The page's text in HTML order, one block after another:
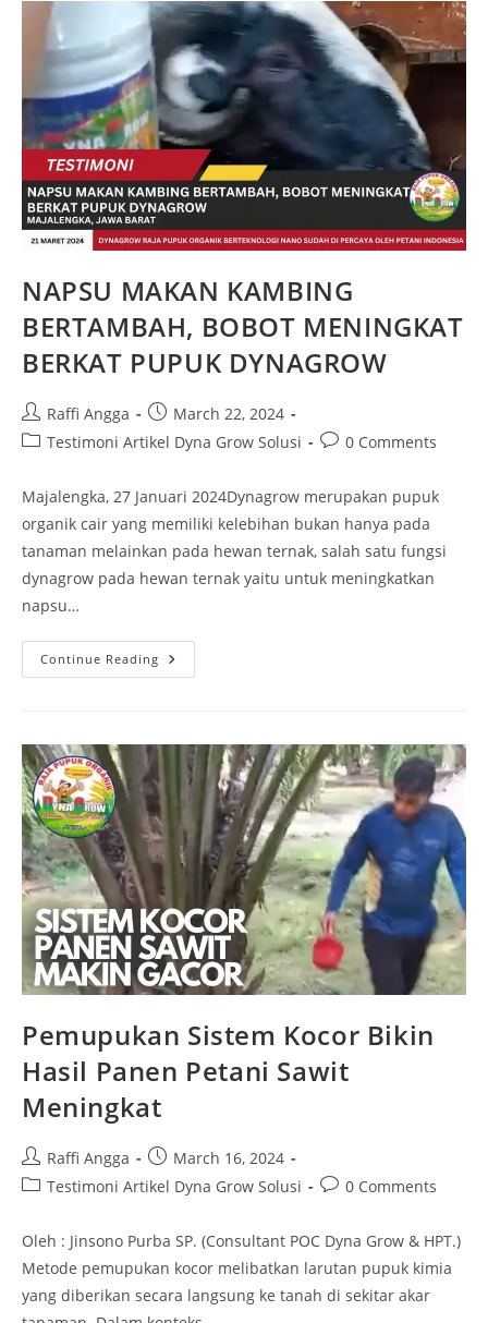
NAPSU MAKAN KAMBING
BERTAMBAH, BOBOT MENINGKAT
BERKAT PUPUK DYNAGROW
Raffi Angga
March 22, 2024
Testimoni Artikel Dyna Grow Solusi
0 Comments
Majalengka, 27 Januari 2024Dynagrow merupakan pupuk
organik cair yang memiliki kelebihan bukan hanya pada
tanaman melainkan pada hewan ternak, salah satu fungsi
dynagrow pada hewan ternak yaitu untuk meningkatkan
napsu…
Continue Reading
Pemupukan Sistem Kocor Bikin
Hasil Panen Petani Sawit
Meningkat
Raffi Angga
March 16, 2024
Testimoni Artikel Dyna Grow Solusi
0 Comments
Oleh : Jinsono Purba SP. (Consultant POC Dyna Grow & HPT.)
Metode pemupukan kocor melibatkan larutan pupuk kimia
yang diberikan secara langsung ke tanah di sekitar akar